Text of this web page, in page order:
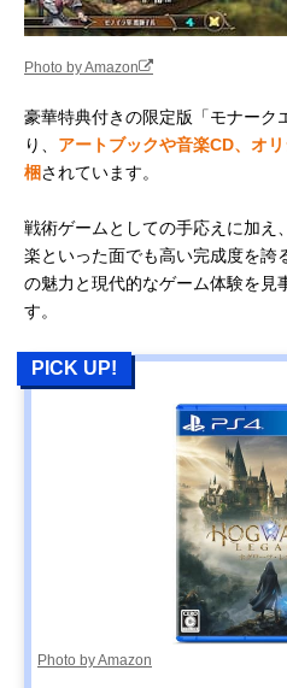
Photo by Amazon
豪華特典付きの限定版「モナーク
り、 アートブックや音楽CD、オ
梱されています。
戦術ゲームとしての手応えに加え
楽といった面でも高い完成度を誇
の魅力と現代的なゲーム体験を見
す。
PICK UP!
Photo by Amazon